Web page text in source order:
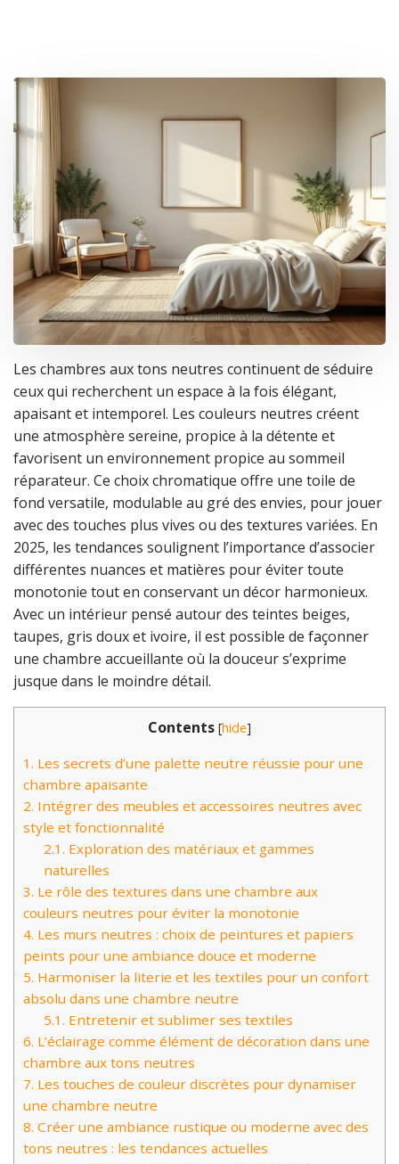
Les chambres aux tons neutres continuent de séduire
ceux qui recherchent un espace à la fois élégant,
apaisant et intemporel. Les couleurs neutres créent
une atmosphère sereine, propice à la détente et
favorisent un environnement propice au sommeil
réparateur. Ce choix chromatique offre une toile de
fond versatile, modulable au gré des envies, pour jouer
avec des touches plus vives ou des textures variées. En
2025, les tendances soulignent l’importance d’associer
différentes nuances et matières pour éviter toute
monotonie tout en conservant un décor harmonieux.
Avec un intérieur pensé autour des teintes beiges,
taupes, gris doux et ivoire, il est possible de façonner
une chambre accueillante où la douceur s’exprime
jusque dans le moindre détail.
Contents [hide]
1. Les secrets d’une palette neutre réussie pour une
chambre apaisante
2. Intégrer des meubles et accessoires neutres avec
style et fonctionnalité
2.1. Exploration des matériaux et gammes
naturelles
3. Le rôle des textures dans une chambre aux
couleurs neutres pour éviter la monotonie
4. Les murs neutres : choix de peintures et papiers
peints pour une ambiance douce et moderne
5. Harmoniser la literie et les textiles pour un confort
absolu dans une chambre neutre
5.1. Entretenir et sublimer ses textiles
6. L’éclairage comme élément de décoration dans une
chambre aux tons neutres
7. Les touches de couleur discrètes pour dynamiser
une chambre neutre
8. Créer une ambiance rustique ou moderne avec des
tons neutres : les tendances actuelles